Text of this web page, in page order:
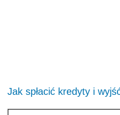
Jak spłacić kredyty i